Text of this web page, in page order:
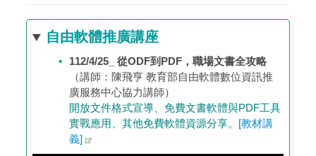
自由軟體推廣講座
112/4/25_ 從ODF到PDF，職場文書全攻略
（講師：陳飛亨 教育部自由軟體數位資訊推
廣服務中心協力講師）
開放文件格式宣導、免費文書軟體與PDF工具
實戰應用、其他免費軟體資源分享。 [教材講
義]